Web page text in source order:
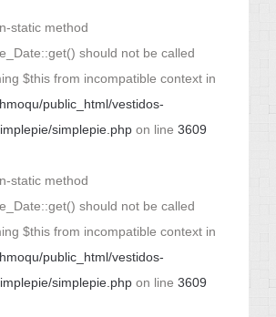
static method
should not be called
$this from incompatible context in
public_html/vestidos-
simplepie.php on line 3609
static method
should not be called
$this from incompatible context in
public_html/vestidos-
simplepie.php on line 3609